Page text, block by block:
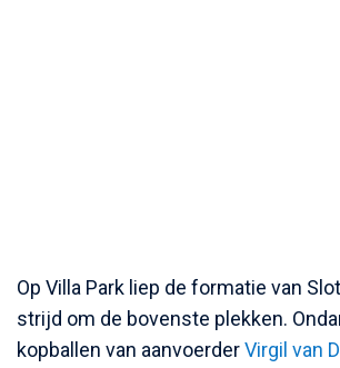
Op Villa Park liep de formatie van
strijd om de bovenste plekken.
kopballen van aanvoerderVirgil van